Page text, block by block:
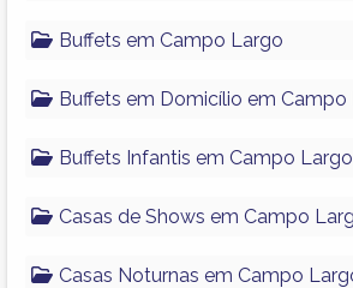
Buffets em Campo Largo
Buffets em Domicílio em Campo
Buffets Infantis em Campo Largo
Casas de Shows em Campo
Casas Noturnas em Campo